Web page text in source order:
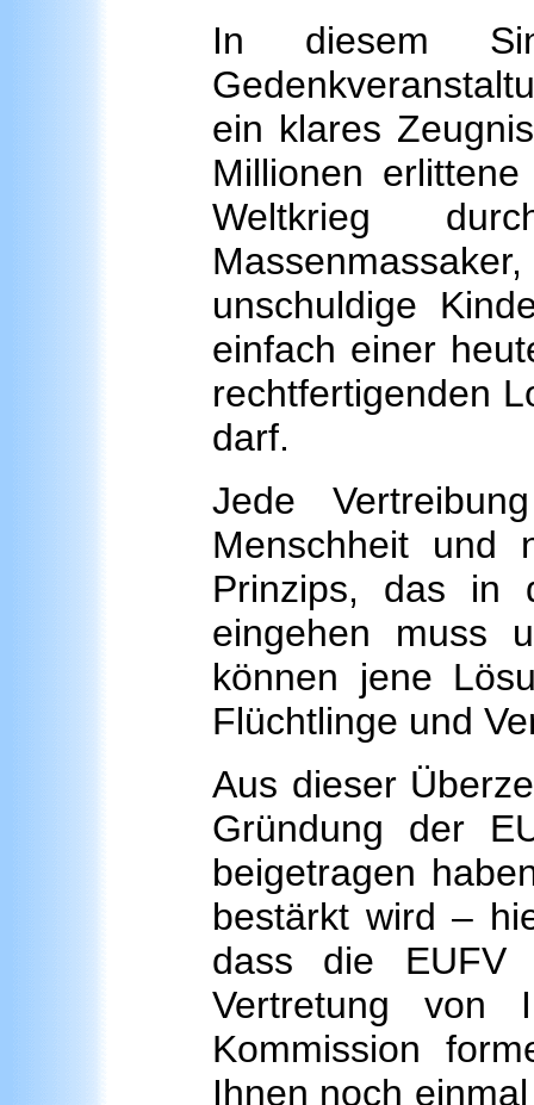
In diesem
ein klares
Millionen
Weltkrieg
unschuldige
einfach einer
rechtfertigenden
darf.
Jede
Menschheit und
Prinzips, das in
eingehen muss
können jene
Flüchtlinge und
Aus dieser
Gründung der
beigetragen
bestärkt wird –
dass die EUFV
Vertretung von
Kommission
Ihnen noch